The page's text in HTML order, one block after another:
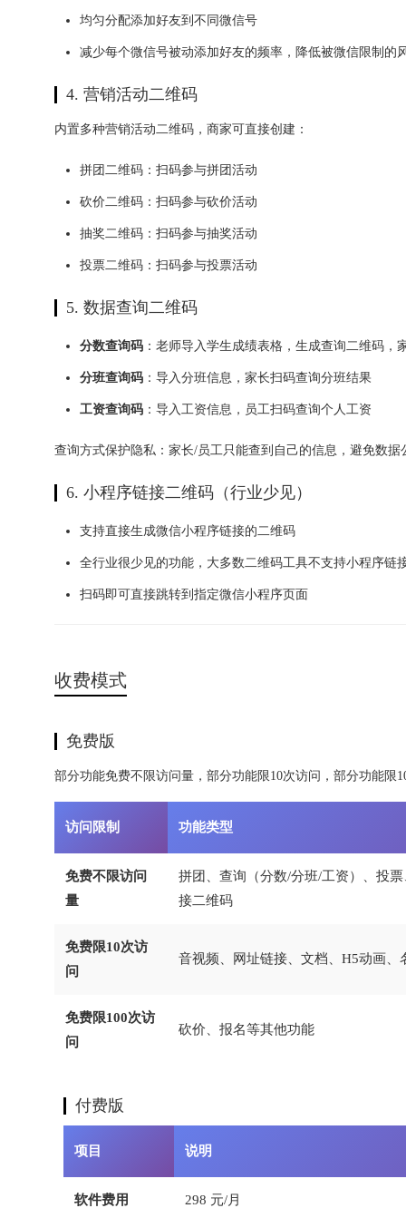
均匀分配添加好友到不同微信号
减少每个微信号被动添加好友的频率，降低被微信限制的
4. 营销活动二维码
内置多种营销活动二维码，商家可直接创建：
拼团二维码：扫码参与拼团活动
砍价二维码：扫码参与砍价活动
抽奖二维码：扫码参与抽奖活动
投票二维码：扫码参与投票活动
5. 数据查询二维码
分数查询码 ：老师导入学生成绩表格，生成查询二维码，
分班查询码 ：导入分班信息，家长扫码查询分班结果
工资查询码 ：导入工资信息，员工扫码查询个人工资
查询方式保护隐私：家长/员工只能查到自己的信息，避免数
6. 小程序链接二维码（行业少见）
支持直接生成微信小程序链接的二维码
全行业很少见的功能，大多数二维码工具不支持小程序链
扫码即可直接跳转到指定微信小程序页面
收费模式
免费版
部分功能免费不限访问量，部分功能限10次访问，部分功能限
访问限制 功能类型
免费不限访问
量
拼团、查询（分数/分班/工资）、投
接二维码
免费限10次访
问
音视频、网址链接、文档、H5动画、
免费限100次访
问
砍价、报名等其他功能
付费版
项目 说明
软件费用 298 元/月